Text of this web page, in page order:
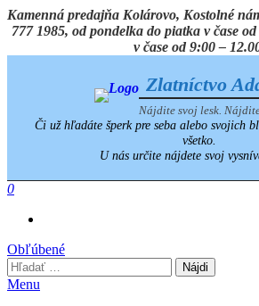
Preskočiť
na
Kamenná predajňa Kolárovo, Kostolné
777 1985, od pondelka do piatka v čase
v čase od 9:00 –
Zlatníctvo
Nájdite svoj lesk.
Či už hľadáte šperk pre seba alebo svojich
všetko.
U nás určite nájdete svoj
0
Obľúbené
Hľadať:
Menu